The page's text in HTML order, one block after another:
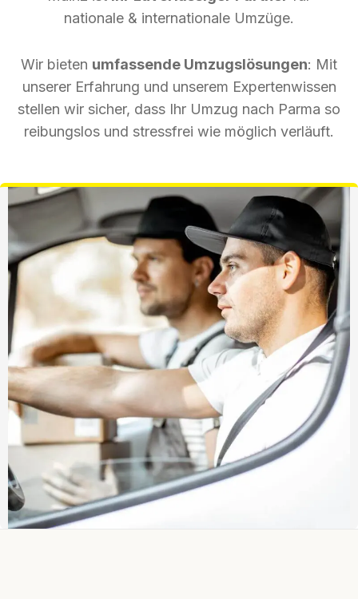
nationale & internationale Umzüge.
Wir bieten umfassende Umzugslösungen: Mit
unserer Erfahrung und unserem Expertenwissen
stellen wir sicher, dass Ihr Umzug nach Parma so
reibungslos und stressfrei wie möglich verläuft.